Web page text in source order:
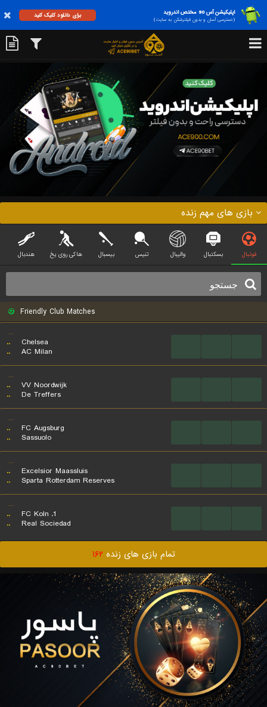
اپلیکیشن آس 90 مختص اندروید
(دسترسی آسان و بدون فیلترشکن به سایت)
برای دانلود کلیک کنید
بازی های مهم زنده
فوتبال بسکتبال والیبال تنیس بیسبال هاکی روی یخ هندبال
Friendly Club Matches
...
..
Chelsea
..
AC Milan
...
..
VV Noordwijk
..
De Treffers
...
..
FC Augsburg
..
Sassuolo
...
..
Excelsior Maassluis
..
Sparta Rotterdam Reserves
...
..
1. FC Koln
..
Real Sociedad
تمام بازی های زنده ۱۶۲